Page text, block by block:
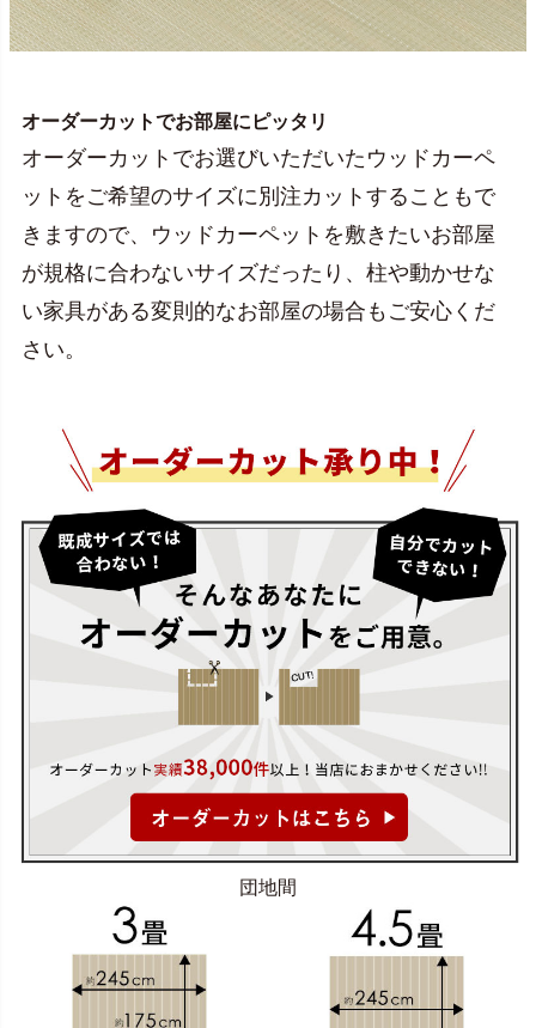
オーダーカットでお部屋にピッタリ
オーダーカットでお選びいただいたウッドカーペ
ットをご希望のサイズに別注カットすることもで
きますので、ウッドカーペットを敷きたいお部屋
が規格に合わないサイズだったり、柱や動かせな
い家具がある変則的なお部屋の場合もご安心くだ
さい。
団地間